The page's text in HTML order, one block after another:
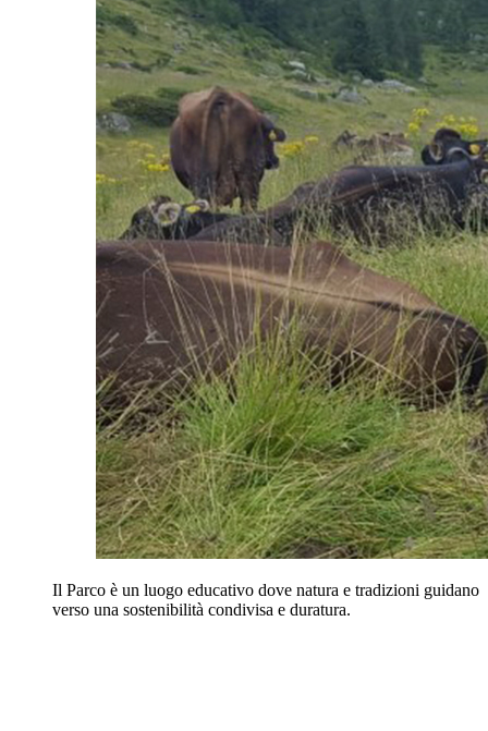
Il Parco è un luogo educativo dove natura e tradizioni guidano
verso una sostenibilità condivisa e duratura.